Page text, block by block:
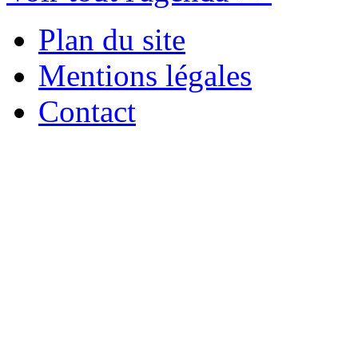
Plan du site
Mentions légales
Contact